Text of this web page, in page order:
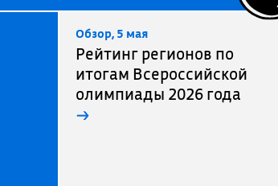
Обзор, 5 мая
Рейтинг регионов по
итогам Всероссийской
олимпиады 2026 года
→